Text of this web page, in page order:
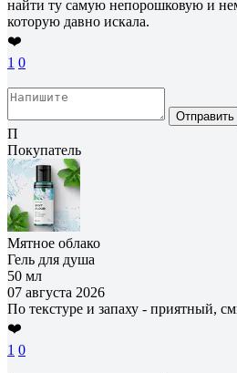
найти ту самую непорошковую и
которую давно искала.
❤️
1 0
Отправить
П
Покупатель
Мятное облако
Гель для душа
50 мл
07 августа 2026
По текстуре и запаху - приятный,
❤️
1 0